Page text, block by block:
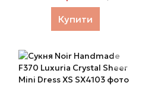
Купити